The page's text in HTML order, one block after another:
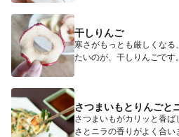
干しりんご
寒さがもっとも厳しくなる
たいのが、干しりんごです
さつまいもとりんごと
さつまいもがカリッと香
さとニラの香りがよく合い